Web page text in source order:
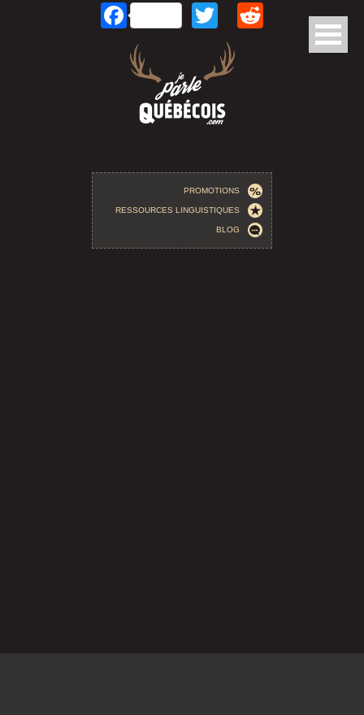
Aller au contenu principalFacebookTwitterReddit
PROMOTIONS
RESSOURCES LINGUISTIQUES
BLOG